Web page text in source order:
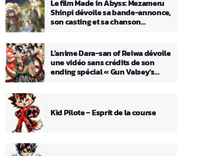
Le film Made in Abyss: Mezameru
Shinpi dévoile sa bande-annonce,
son casting et sa chanson
L’anime Dara-san of Reiwa dévoile
une vidéo sans crédits de son
ending spécial « Gun Valsey’s
Kid Pilote – Esprit de la course